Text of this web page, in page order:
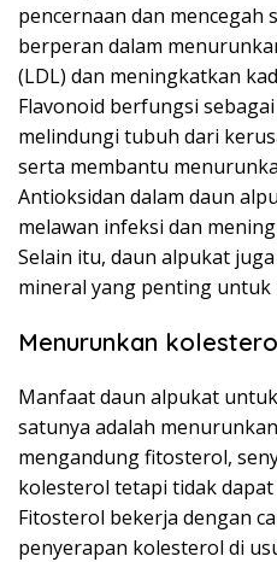
pencernaan dan mencegah
berperan dalam
(LDL) dan meningkatkan
Flavonoid berfungsi
melindungi tubuh dari
serta membantu
Antioksidan dalam daun
melawan infeksi dan
Selain itu, daun alpukat
mineral yang penting untuk
Menurunkan
Manfaat daun alpukat
satunya adalah
mengandung fitosterol,
kolesterol tetapi tidak
Fitosterol bekerja dengan
penyerapan kolesterol di